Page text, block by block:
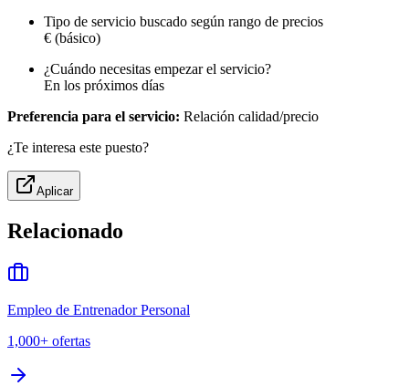
Tipo de servicio buscado según rango de precios
€ (básico)
¿Cuándo necesitas empezar el servicio?
En los próximos días
Preferencia para el servicio: Relación calidad/precio
¿Te interesa este puesto?
Aplicar
Relacionado
Empleo de Entrenador Personal
1,000+ ofertas